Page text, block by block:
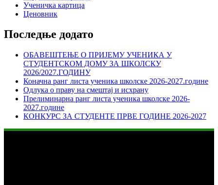
Ученичка картица
Ценовник
Последње додато
ОБАВЕШТЕЊЕ О ПРИЈЕМУ УЧЕНИКА У
СТУДЕНТСКОМ ДОМУ ЗА ШКОЛСКУ
2026/2027.ГОДИНУ
Коначна ранг листа ученика школске 2026-2027.године
Одлука о праву на смештај и исхрану
Прелиминарна ранг листа ученика школске 2026-
2027.године
КОНКУРС ЗА СТУДЕНТЕ ПРВЕ ГОДИНЕ 2026-2027